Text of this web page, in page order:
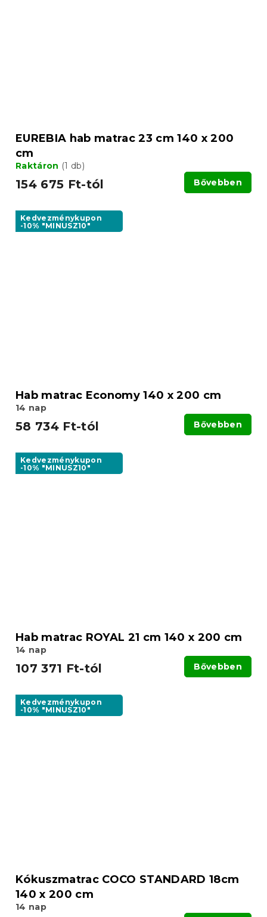
EUREBIA hab matrac 23 cm 140 x 200
cm
Raktáron (1 db)
154 675 Ft-tól Bővebben
Kedvezménykupon
-10% "MINUSZ10"
Hab matrac Economy 140 x 200 cm
14 nap
58 734 Ft-tól Bővebben
Kedvezménykupon
-10% "MINUSZ10"
Hab matrac ROYAL 21 cm 140 x 200 cm
14 nap
107 371 Ft-tól Bővebben
Kedvezménykupon
-10% "MINUSZ10"
Kókuszmatrac COCO STANDARD 18cm
140 x 200 cm
14 nap